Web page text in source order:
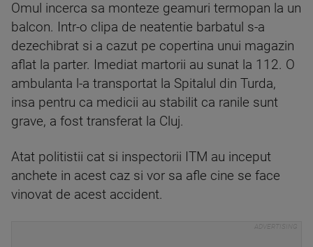
Omul incerca sa monteze geamuri termopan la un
balcon. Intr-o clipa de neatentie barbatul s-a
dezechibrat si a cazut pe copertina unui magazin
aflat la parter. Imediat martorii au sunat la 112. O
ambulanta l-a transportat la Spitalul din Turda,
insa pentru ca medicii au stabilit ca ranile sunt
grave, a fost transferat la Cluj.
Atat politistii cat si inspectorii ITM au inceput
anchete in acest caz si vor sa afle cine se face
vinovat de acest accident.